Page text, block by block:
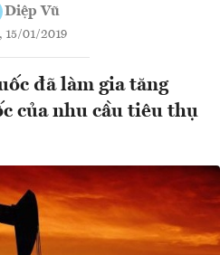
Diệp Vũ
15/01/2019
đã làm gia tăng
của nhu cầu tiêu thụ